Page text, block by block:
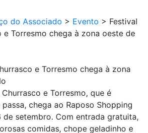
do Associado > Evento > Festival
e Torresmo chega à zona oeste de
e Torresmo chega à zona
e Torresmo, que é
chega ao Raposo Shopping
de setembro. Com entrada gratuita,
comidas, chope geladinho e